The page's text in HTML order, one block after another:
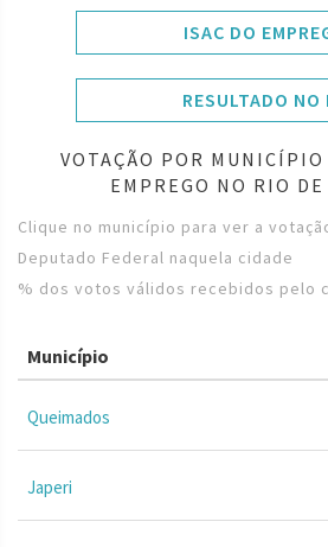
ISAC DO
RESULTADO NO
VOTAÇÃO POR MUNICÍPIO
EMPREGO NO RIO
Clique no município para ver a
Deputado Federal naquela cidade
% dos votos válidos recebidos pelo
Município
Queimados
Japeri